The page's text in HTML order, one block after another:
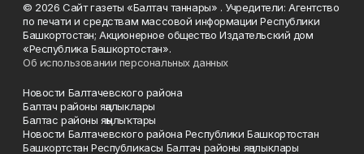
© 2026 Сайт газеты «Балтач таннары» . Учредители: Агентство
по печати и средствам массовой информации Республики
Башкортостан; Акционерное общество Издательский дом
«Республика Башкортостан».
Об использовании персональных данных
Новости Балтачевского района
Балтач районы яңалыклары
Балтас районы яңылыҡтары
Новости Балтачевского района Республики Башкортостан
Башкортстан Республикасы Балтач районы яңалыклары